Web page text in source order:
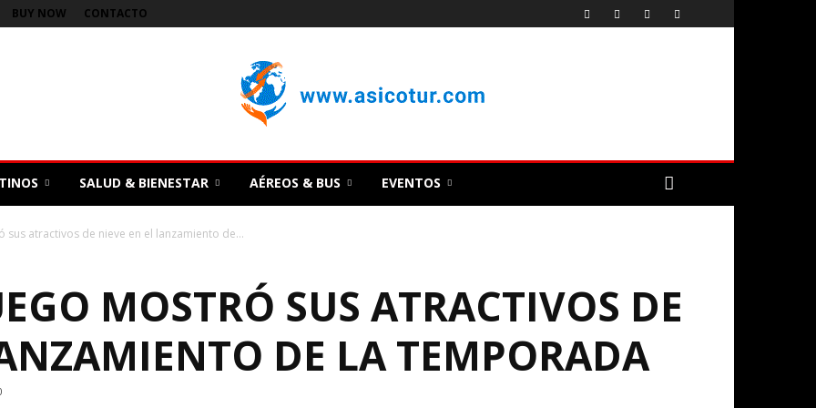
BUY NOW CONTACTO
SALUD & BIENESTAR AÉREOS & BUS EVENTOS
sus atractivos de nieve en el lanzamiento de...
MOSTRÓ SUS ATRACTIVOS DE
DE LA TEMPORADA